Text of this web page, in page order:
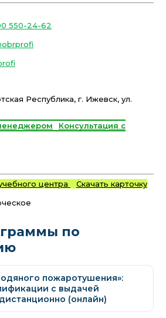
550-24-62
Республика, г. Ижевск, ул.
Консультация с
Скачать карточку
по
пожаротушения»:
с выдачей
(онлайн)